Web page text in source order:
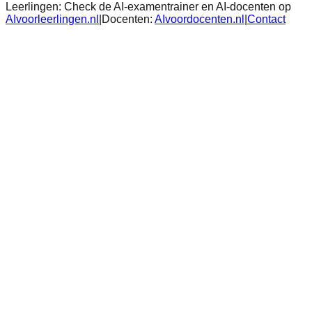
Leerlingen: Check de AI-examentrainer en AI-docenten op
AIvoorleerlingen.nl
Docenten: AIvoordocenten.nl Contact